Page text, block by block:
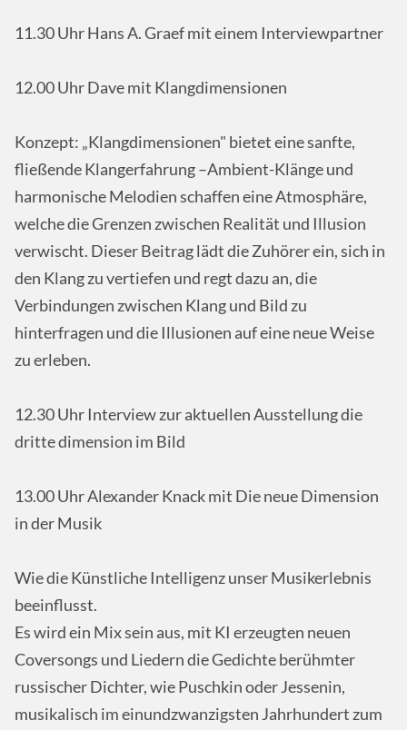
11.30 Uhr Hans A. Graef mit einem Interviewpartner
12.00 Uhr Dave mit Klangdimensionen
Konzept: „Klangdimensionen" bietet eine sanfte,
fließende Klangerfahrung –Ambient-Klänge und
harmonische Melodien schaffen eine Atmosphäre,
welche die Grenzen zwischen Realität und Illusion
verwischt. Dieser Beitrag lädt die Zuhörer ein, sich in
den Klang zu vertiefen und regt dazu an, die
Verbindungen zwischen Klang und Bild zu
hinterfragen und die Illusionen auf eine neue Weise
zu erleben.
12.30 Uhr Interview zur aktuellen Ausstellung die
dritte dimension im Bild
13.00 Uhr Alexander Knack mit Die neue Dimension
in der Musik
Wie die Künstliche Intelligenz unser Musikerlebnis
beeinflusst.
Es wird ein Mix sein aus, mit KI erzeugten neuen
Coversongs und Liedern die Gedichte berühmter
russischer Dichter, wie Puschkin oder Jessenin,
musikalisch im einundzwanzigsten Jahrhundert zum